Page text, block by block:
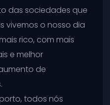
das sociedades que
vivemos o nosso dia
rico, com mais
e melhor
de
todos nós